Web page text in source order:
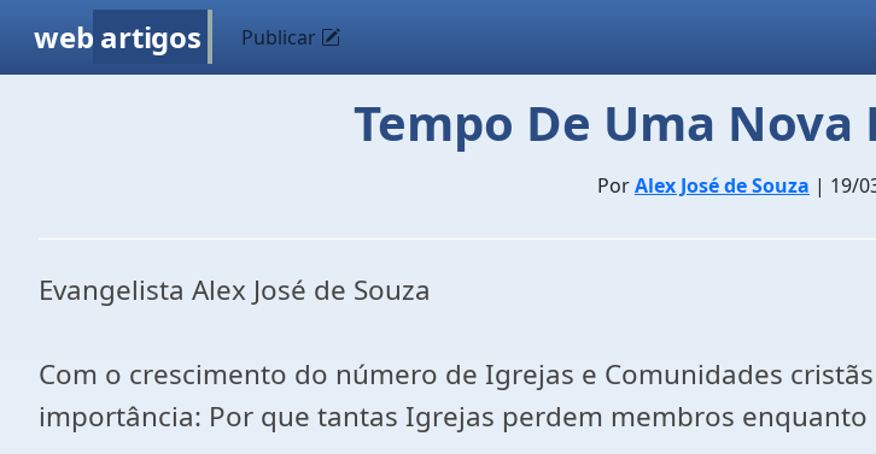
web artigos Publicar
Tempo De Uma
PorAlex José de Souza | 19/
Evangelista Alex José de Souza
Com o crescimento do número de Igrejas e Comunidades
importância: Por que tantas Igrejas perdem membros enquanto